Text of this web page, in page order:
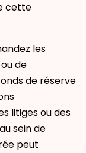
cette
les
de
de réserve
litiges ou des
sein de
peut